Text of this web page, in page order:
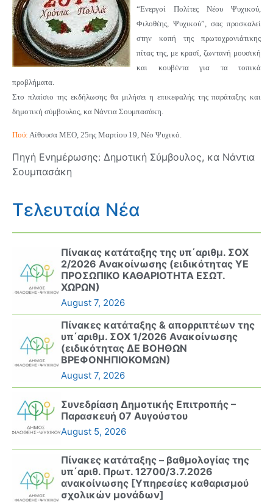
“Ενεργοί Πολίτες Νέου Ψυχικού,
Φιλοθέης, Ψυχικού”, σας προσκαλεί
στην κοπή της πρωτοχρονιάτικης
πίτας της, με κρασί, ζωντανή μουσική
και κουβέντα για τα τοπικά
προβλήματα.
Στο πλαίσιο της εκδήλωσης θα μιλήσει η επικεφαλής της παράταξης και
δημοτική σύμβουλος, κα Νάντια Σουμπασάκη.
Πού: Αίθουσα ΜΕΟ, 25ης Μαρτίου 19, Νέο Ψυχικό.
Πηγή Ενημέρωσης: Δημοτική Σύμβουλος, κα Νάντια
Σουμπασάκη
Τελευταία Νέα
Πίνακας κατάταξης της υπ΄αριθμ. ΣΟΧ
2/2026 Ανακοίνωσης (ειδικότητας ΥΕ
ΠΡΟΣΩΠΙΚΟ ΚΑΘΑΡΙΟΤΗΤΑ ΕΣΩΤ.
ΧΩΡΩΝ)
August 7, 2026
Πίνακες κατάταξης & απορριπτέων της
υπ΄αριθμ. ΣΟΧ 1/2026 Ανακοίνωσης
(ειδικότητας ΔΕ ΒΟΗΘΩΝ
ΒΡΕΦΟΝΗΠΙΟΚΟΜΩΝ)
August 7, 2026
Συνεδρίαση Δημοτικής Επιτροπής –
Παρασκευή 07 Αυγούστου
August 5, 2026
Πίνακες κατάταξης – βαθμολογίας της
υπ΄αριθ. Πρωτ. 12700/3.7.2026
ανακοίνωσης [Υπηρεσίες καθαρισμού
σχολικών μονάδων]